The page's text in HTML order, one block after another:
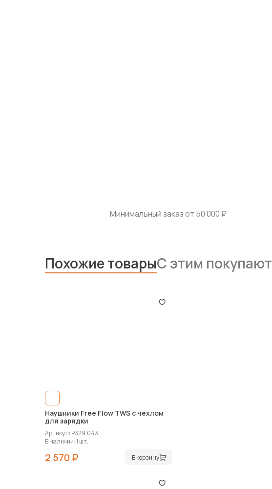
Минимальный заказ от 50 000 ₽
Похожие товарыС этим покупают
Наушники Free Flow TWS с чехлом
для зарядки
Артикул: P329.043
В наличии: 1 шт.
2 570 ₽ В корзину